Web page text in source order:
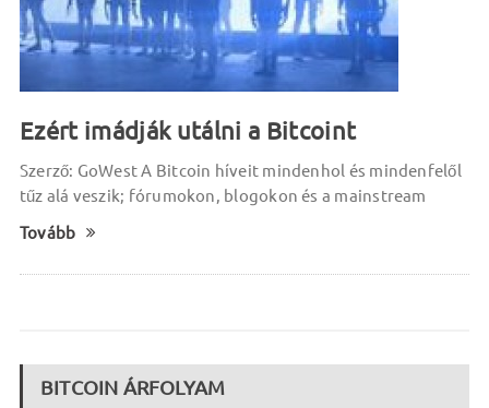
Ezért imádják utálni a Bitcoint
Szerző: GoWest A Bitcoin híveit mindenhol és mindenfelől
tűz alá veszik; fórumokon, blogokon és a mainstream
Tovább
BITCOIN ÁRFOLYAM